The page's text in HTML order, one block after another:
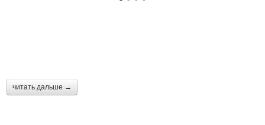
читать дальше →